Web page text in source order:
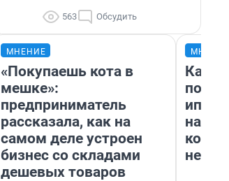
563 Обсудить
МНЕНИЕ
«Покупаешь кота в
мешке»:
предприниматель
рассказала, как на
самом деле устроен
бизнес со складами
дешевых товаров
Как
не все